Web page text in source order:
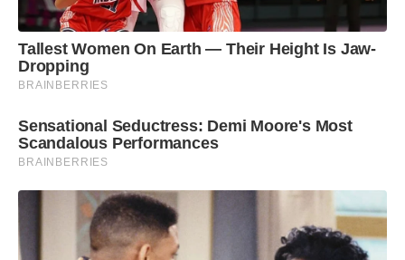
Tallest Women On Earth — Their Height Is Jaw-
Dropping
BRAINBERRIES
Sensational Seductress: Demi Moore's Most
Scandalous Performances
BRAINBERRIES